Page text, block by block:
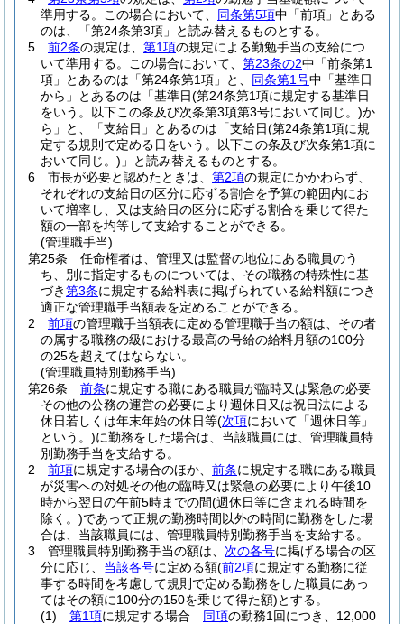
準用する。
この場合において、 同条第5項中「前項」とある
のは、「第24条第3項」と読み替えるものとする。
5
前2条の規定は、 第1項の規定による勤勉手当の支給につ
いて準用する。
この場合において、 第23条の2中「前条第1
項」とあるのは「第24条第1項」と、 同条第1号中「基準日
から」とあるのは「基準日(第24条第1項に規定する基準日
をいう。以下この条及び次条第3項第3号において同じ。)か
ら」と、「支給日」とあるのは「支給日(第24条第1項に規
定する規則で定める日をいう。以下この条及び次条第1項に
おいて同じ。) 」と読み替えるものとする。
6
市長が必要と認めたときは、 第2項の規定にかかわらず、
それぞれの支給日の区分に応ずる割合を予算の範囲内にお
いて増率し、又は支給日の区分に応ずる割合を乗じて得た
額の一部を均等して支給することができる。
(管理職手当)
第25条
任命権者は、管理又は監督の地位にある職員のう
ち、別に指定するものについては、その職務の特殊性に基
づき第3条に規定する給料表に掲げられている給料額につき
適正な管理職手当額表を定めることができる。
2
前項の管理職手当額表に定める管理職手当の額は、その者
の属する職務の級における最高の号給の給料月額の100分
の25を超えてはならない。
(管理職員特別勤務手当)
第26条
前条に規定する職にある職員が臨時又は緊急の必要
その他の公務の運営の必要により週休日又は祝日法による
休日若しくは年末年始の休日等(次項において「週休日等」
という。)に勤務をした場合は、当該職員には、管理職員特
別勤務手当を支給する。
2
前項に規定する場合のほか、 前条に規定する職にある職員
が災害への対処その他の臨時又は緊急の必要により午後10
時から翌日の午前5時までの間(週休日等に含まれる時間を
除く。)であって正規の勤務時間以外の時間に勤務をした場
合は、当該職員には、管理職員特別勤務手当を支給する。
3
管理職員特別勤務手当の額は、 次の各号に掲げる場合の区
分に応じ、 当該各号に定める額(前2項に規定する勤務に従
事する時間を考慮して規則で定める勤務をした職員にあっ
てはその額に100分の150を乗じて得た額)とする。
(1)
第1項に規定する場合 同項の勤務1回につき、12,000